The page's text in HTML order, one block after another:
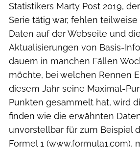
Statistikers Marty Post 2019,
Serie tätig war, fehlen
Daten auf der Webseite und die
Aktualisierungen von Basis-
dauern in manchen Fällen
möchte, bei welchen Rennen
diesem Jahr seine Maximal-
Punkten gesammelt hat, wird
finden wie die erwähnten
unvorstellbar für zum Beispiel
Formel 1 (www.formula1.com),